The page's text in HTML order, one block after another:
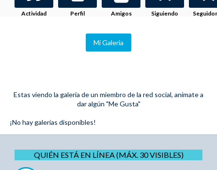
Actividad Perfil Amigos Siguiendo
Mi Galeria
Estas viendo la galería de un miembro de la red social, anímate a
dar algún "Me Gusta"
¡No hay galerías disponibles!
QUIÉN ESTÁ EN LÍNEA (MÁX. 30 VISIBLES)